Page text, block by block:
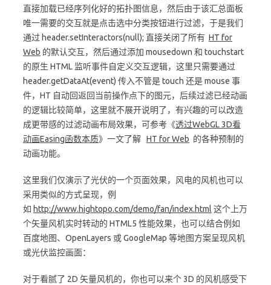
直接加载已经序列化好的拓扑图信息，然后由于该汇总面板
唯一需要的交互就是点击选中分类按钮进行过滤，于是我们
通过 header.setInteractors(null); 直接关闭了所有 HT for
Web 的默认交互，然后通过添加 mousedown 和 touchstart
的原生 HTML 监听事件自定义交互逻辑，这里只需要通过
header.getDataAt(event) 传入不管是 touch 还是 mouse 事
件，HT 自动回返回当前操作点下的图元，后续过滤已经动画
的逻辑比较简单，这里就不展开说明了，有兴趣的可以改造
成更带感的过滤动画布局效果，可参考《透过WebGL 3D看
动画Easing函数本质》一文了解 HT for Web 的各种预制的
动画功能。
这里我们仅演示了光伏的一个页面效果，风电的风机也可以
采用类似的方式呈现，例
如 http://www.hightopo.com/demo/fan/index.html 这个上万
个矢量风机实时转动的 HTML5 性能效果，也可以结合例如
百度地图、OpenLayers 或 GoogleMap 等地图方案呈现风机
或光伏监控画面：
对于看腻了 2D 矢量风机的，你也可以来个 3D 的风机感受下